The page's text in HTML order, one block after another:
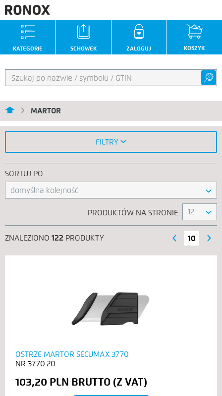
ZALOGUJ KOSZYK
SCHOWEK
KATEGORIE
MARTOR
SORTUJ PO:
domyślna kolejność
PRODUKTÓW NA STRONIE: 12
ZNALEZIONO 122 PRODUKTY
‹ POPRZEDNIE 10
NASTĘPNE ›
OSTRZE MARTOR SECUMAX 3770
3770.20
103,20 PLN
FILTRY